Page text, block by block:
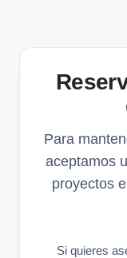
Para
aceptamos
proyectos
Si quieres